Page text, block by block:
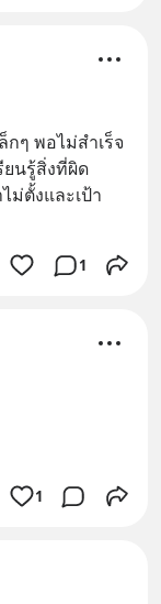
ๆ พอไม่สำเร็จ
ยนรู้สิ่งที่ผิด
ม่ตั้งและเป้า
1
1